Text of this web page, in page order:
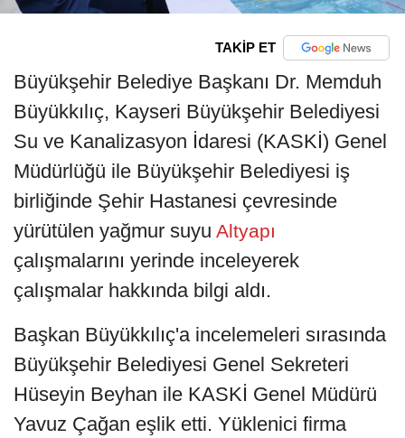
TAKİP ET
Büyükşehir Belediye Başkanı Dr. Memduh
Büyükkılıç, Kayseri Büyükşehir Belediyesi
Su ve Kanalizasyon İdaresi (KASKİ) Genel
Müdürlüğü ile Büyükşehir Belediyesi iş
birliğinde Şehir Hastanesi çevresinde
yürütülen yağmur suyu Altyapı
çalışmalarını yerinde inceleyerek
çalışmalar hakkında bilgi aldı.
Başkan Büyükkılıç'a incelemeleri sırasında
Büyükşehir Belediyesi Genel Sekreteri
Hüseyin Beyhan ile KASKİ Genel Müdürü
Yavuz Çağan eşlik etti. Yüklenici firma